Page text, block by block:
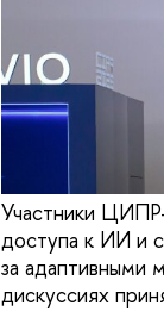
Участники
доступа к ИИ и
за адаптивными
дискуссиях